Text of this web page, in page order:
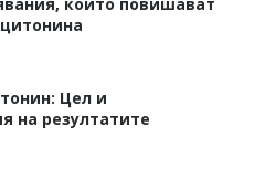
Цел и
на резултатите